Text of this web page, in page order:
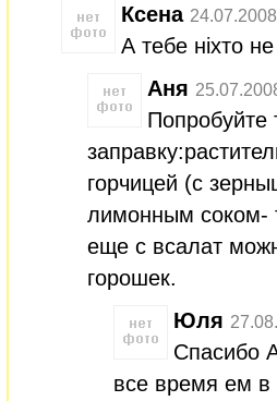
Ксена
А тебе ніхто
Аня
Попробуйте
горчицей (с
лимонным соком-
еще с всалат
горошек.
Юля
Спасибо
все время ем в